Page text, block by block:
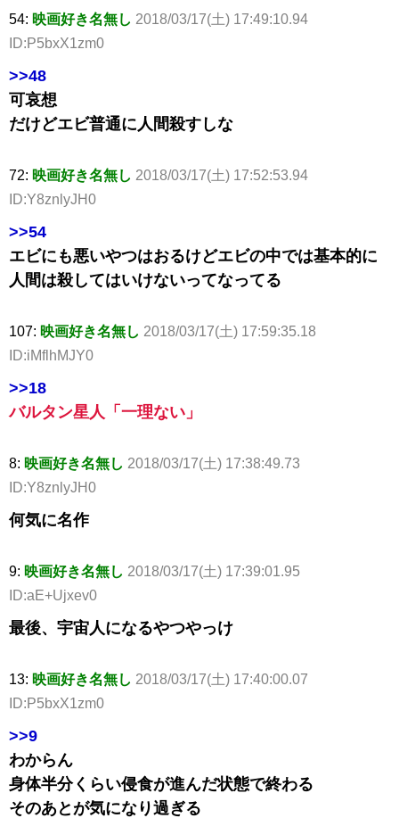
54: 映画好き名無し 2018/03/17(土) 17:49:10.94
ID:P5bxX1zm0
>>48
可哀想
だけどエビ普通に人間殺すしな
72: 映画好き名無し 2018/03/17(土) 17:52:53.94
ID:Y8znlyJH0
>>54
エビにも悪いやつはおるけどエビの中では基本的に
人間は殺してはいけないってなってる
107: 映画好き名無し 2018/03/17(土) 17:59:35.18
ID:iMflhMJY0
>>18
バルタン星人「一理ない」
8: 映画好き名無し 2018/03/17(土) 17:38:49.73
ID:Y8znlyJH0
何気に名作
9: 映画好き名無し 2018/03/17(土) 17:39:01.95
ID:aE+Ujxev0
最後、宇宙人になるやつやっけ
13: 映画好き名無し 2018/03/17(土) 17:40:00.07
ID:P5bxX1zm0
>>9
わからん
身体半分くらい侵食が進んだ状態で終わる
そのあとが気になり過ぎる